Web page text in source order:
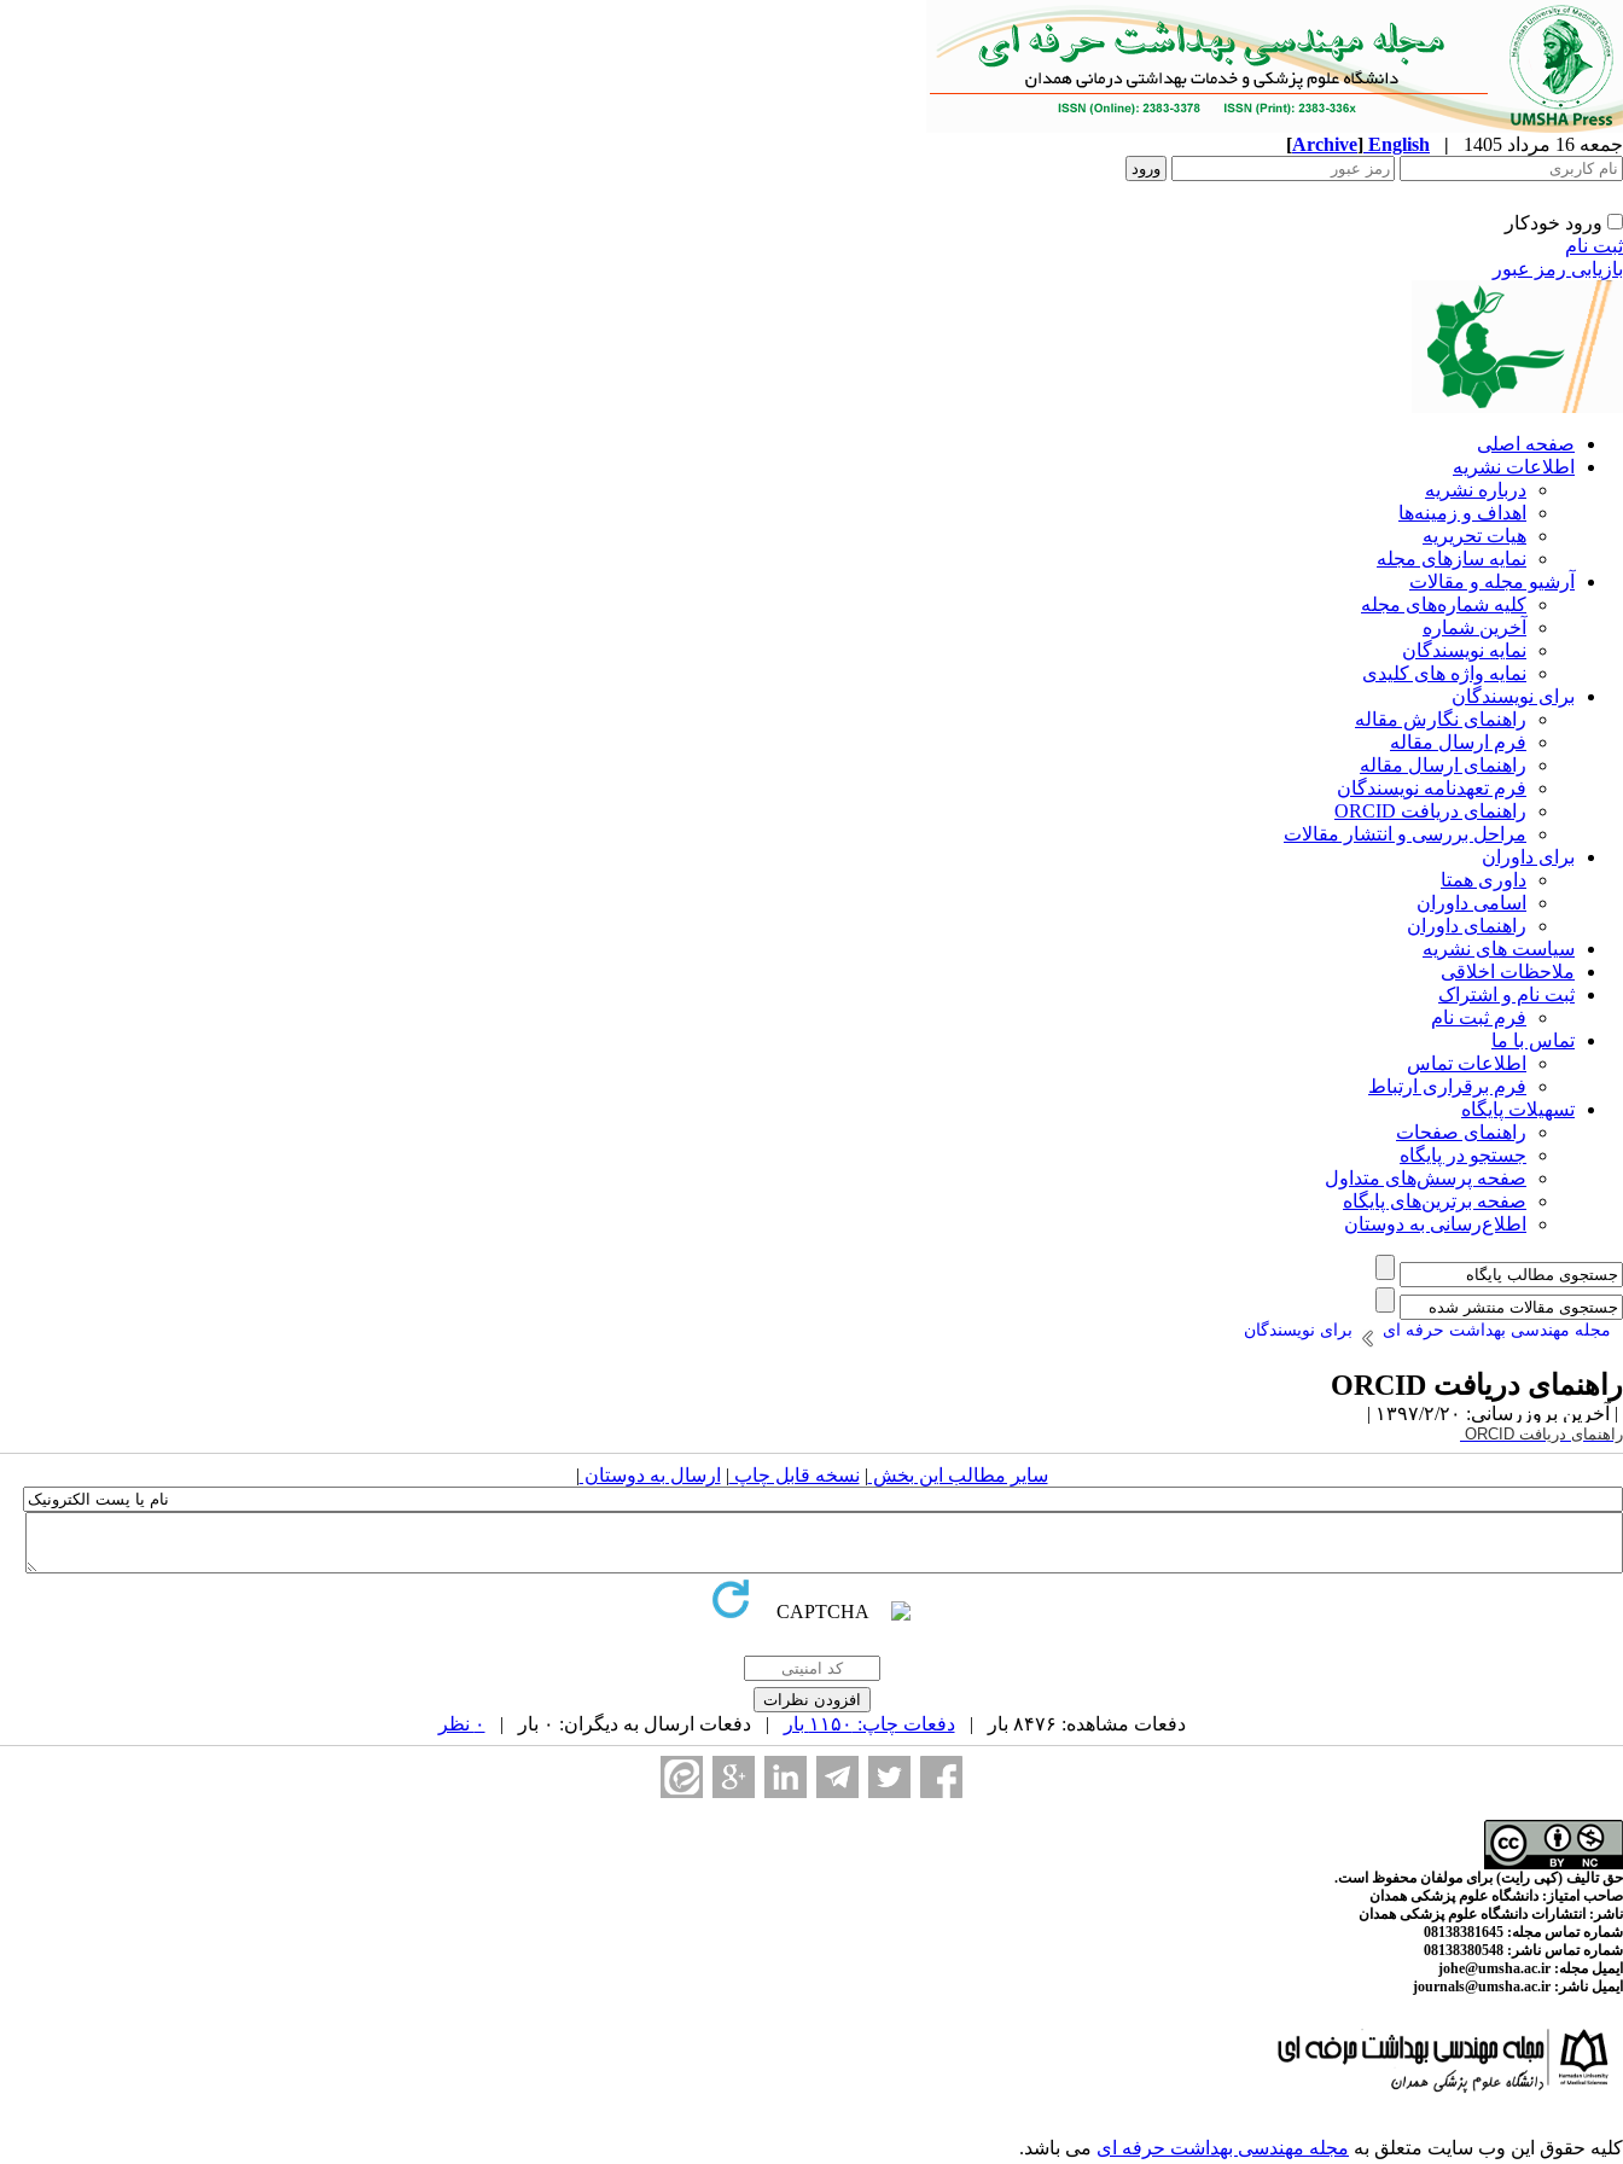
جمعه 16 مرداد 1405 |
English
[Archive]
ورود خودکار
ثبت نام
بازیابی رمز عبور
صفحه اصلی
اطلاعات نشریه
درباره نشریه
اهداف و زمینه‌ها
هیات تحریریه
نمایه سازهای مجله
آرشیو مجله و مقالات
کلیه شماره‌های مجله
آخرین شماره
نمایه نویسندگان
نمایه واژه های کلیدی
برای نویسندگان
راهنمای نگارش مقاله
فرم ارسال مقاله
راهنمای ارسال مقاله
فرم تعهدنامه نویسندگان
راهنمای دریافت ORCID
مراحل بررسی و انتشار مقالات
برای داوران
داوری همتا
اسامی داوران
راهنمای داوران
سیاست های نشریه
ملاحظات اخلاقی
ثبت نام و اشتراک
فرم ثبت نام
تماس با ما
اطلاعات تماس
فرم برقراری ارتباط
تسهیلات پایگاه
راهنمای صفحات
جستجو در پایگاه
صفحه پرسش‌های متداول
صفحه برترین‌های پایگاه
اطلاع‌رسانی به دوستان
مجله مهندسی بهداشت حرفه ای برای نویسندگان
راهنمای دریافت ORCID
| آخرین بروزرسانی: ۱۳۹۷/۲/۲۰ |
راهنمای دریافت ORCID
سایر مطالب این بخش | نسخه قابل چاپ | ارسال به دوستان |
دفعات مشاهده: ۸۴۷۶ بار | دفعات چاپ: ۱۱۵۰ بار | دفعات ارسال به دیگران: ۰ بار | ۰ نظر
حق تالیف (کپی رایت) برای مولفان محفوظ است.
صاحب امتیاز: دانشگاه علوم پزشکی همدان
ناشر: انتشارات دانشگاه علوم پزشکی همدان
شماره تماس مجله: 08138381645
شماره تماس ناشر:
ایمیل مجله:
ایمیل ناشر:
کلیه حقوق این وب سایت متعلق به مجله مهندسی بهداشت حرفه ای می باشد.